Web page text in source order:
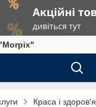
Краса і здоров'я